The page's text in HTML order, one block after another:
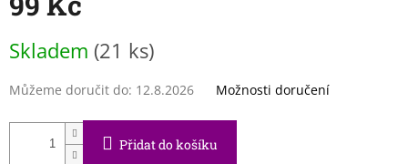
cena:
Skladem (21 ks)
Můžeme doručit do: 12.8.2026 Možnosti doručení
Přidat do košíku